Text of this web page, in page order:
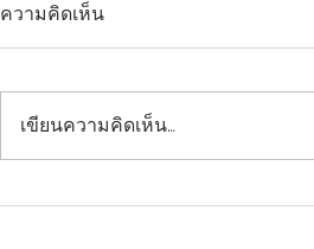
ประกาศคณะแพทยศาสตร์
ความคิดเห็น
เขียนความคิดเห็น…